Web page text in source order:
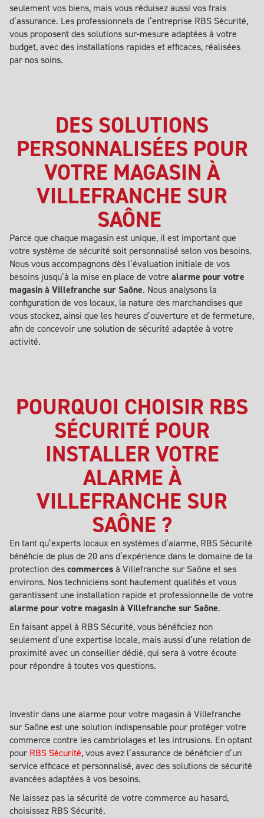
seulement vos biens, mais vous réduisez aussi vos frais
d’assurance. Les professionnels de l’entreprise RBS Sécurité,
vous proposent des solutions sur-mesure adaptées à votre
budget, avec des installations rapides et efficaces, réalisées
par nos soins.
DES SOLUTIONS
PERSONNALISÉES POUR
VOTRE MAGASIN À
VILLEFRANCHE SUR
SAÔNE
Parce que chaque magasin est unique, il est important que
votre système de sécurité soit personnalisé selon vos besoins.
Nous vous accompagnons dès l’évaluation initiale de vos
besoins jusqu’à la mise en place de votre alarme pour votre
magasin à Villefranche sur Saône. Nous analysons la
configuration de vos locaux, la nature des marchandises que
vous stockez, ainsi que les heures d’ouverture et de fermeture,
afin de concevoir une solution de sécurité adaptée à votre
activité.
POURQUOI CHOISIR RBS
SÉCURITÉ POUR
INSTALLER VOTRE
ALARME À
VILLEFRANCHE SUR
SAÔNE ?
En tant qu’experts locaux en systèmes d’alarme, RBS Sécurité
bénéficie de plus de 20 ans d’expérience dans le domaine de la
protection descommercesà Villefranche sur Saône et ses
environs. Nos techniciens sont hautement qualifiés et vous
garantissent une installation rapide et professionnelle de votre
alarme pour votre magasin à Villefranche sur Saône.
En faisant appel à RBS Sécurité, vous bénéficiez non
seulement d’une expertise locale, mais aussi d’une relation de
proximité avec un conseiller dédié, qui sera à votre écoute
pour répondre à toutes vos questions.
Investir dans une alarme pour votre magasin à Villefranche
sur Saône est une solution indispensable pour protéger votre
commerce contre les cambriolages et les intrusions. En optant
pour RBS Sécurité, vous avez l’assurance de bénéficier d’un
service efficace et personnalisé, avec des solutions de sécurité
avancées adaptées à vos besoins.
Ne laissez pas la sécurité de votre commerce au hasard,
choisissez RBS Sécurité.